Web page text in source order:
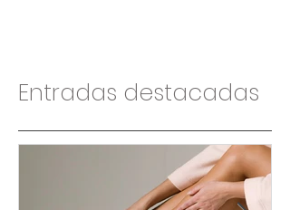
Entradas destacadas